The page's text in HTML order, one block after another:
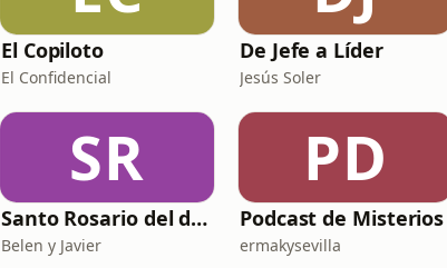
El Copiloto
El Confidencial
De Jefe a Líder
Jesús Soler
SR
Santo Rosario del día. 🙏 Reza con nosotros en castellano 🇪🇸
Belen y Javier
PD
Podcast de Misterios
ermakysevilla